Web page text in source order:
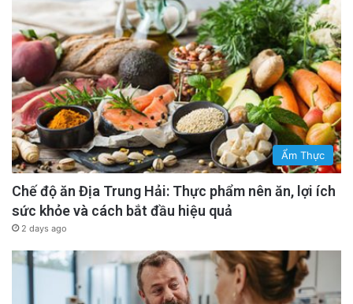
Ẩm Thực
Chế độ ăn Địa Trung Hải: Thực phẩm nên ăn, lợi ích
sức khỏe và cách bắt đầu hiệu quả
2 days ago